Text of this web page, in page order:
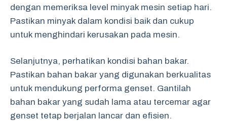
dengan memeriksa level minyak mesin setiap hari.
Pastikan minyak dalam kondisi baik dan cukup
untuk menghindari kerusakan pada mesin.
Selanjutnya, perhatikan kondisi bahan bakar.
Pastikan bahan bakar yang digunakan berkualitas
untuk mendukung performa genset. Gantilah
bahan bakar yang sudah lama atau tercemar agar
genset tetap berjalan lancar dan efisien.